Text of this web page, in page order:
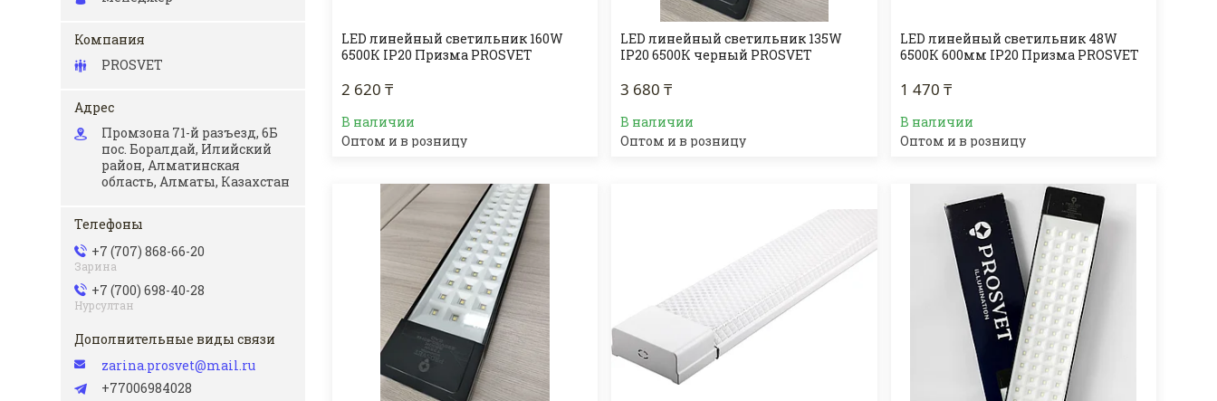
LED линейный светильник 160W
6500К IP20 Призма PROSVET
2 620 ₸
В наличии
Оптом и в розницу
LED линейный светильник 135W
IP20 6500К черный PROSVET
3 680 ₸
В наличии
Оптом и в розницу
LED линейный светильник 48W
6500К 600мм IP20 Призма PROSVET
1 470 ₸
В наличии
Оптом и в розницу
PROSVET
Промзона 71-й разъезд, 6Б
пос. Боралдай, Илийский
район, Алматинская
область, Алматы, Казахстан
+7 (707) 868-66-20
Зарина
+7 (700) 698-40-28
Нурсултан
zarina.prosvet@mail.ru
+77006984028